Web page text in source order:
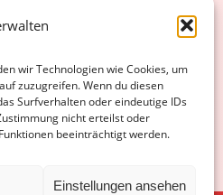
wir Technologien wie Cookies, um
zuzugreifen. Wenn du diesen
Surfverhalten oder eindeutige IDs
nicht erteilst oder
beeinträchtigt werden.
Einstellungen ansehen